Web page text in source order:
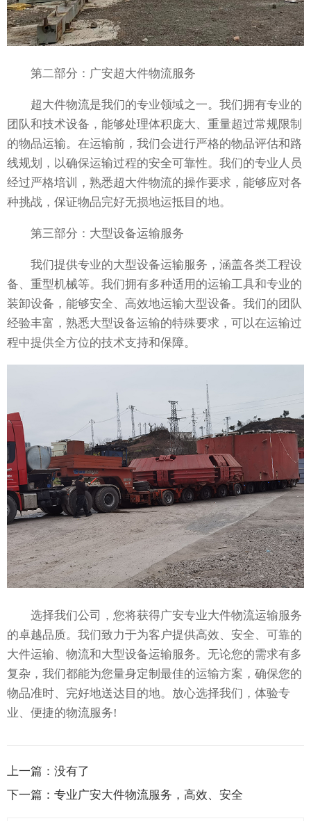
第二部分：广安超大件物流服务
超大件物流是我们的专业领域之一。我们拥有专业的
团队和技术设备，能够处理体积庞大、重量超过常规限制
的物品运输。在运输前，我们会进行严格的物品评估和路
线规划，以确保运输过程的安全可靠性。我们的专业人员
经过严格培训，熟悉超大件物流的操作要求，能够应对各
种挑战，保证物品完好无损地运抵目的地。
第三部分：大型设备运输服务
我们提供专业的大型设备运输服务，涵盖各类工程设
备、重型机械等。我们拥有多种适用的运输工具和专业的
装卸设备，能够安全、高效地运输大型设备。我们的团队
经验丰富，熟悉大型设备运输的特殊要求，可以在运输过
程中提供全方位的技术支持和保障。
选择我们公司，您将获得广安专业大件物流运输服务
的卓越品质。我们致力于为客户提供高效、安全、可靠的
大件运输、物流和大型设备运输服务。无论您的需求有多
复杂，我们都能为您量身定制最佳的运输方案，确保您的
物品准时、完好地送达目的地。放心选择我们，体验专
业、便捷的物流服务!
上一篇： 没有了
下一篇： 专业广安大件物流服务，高效、安全